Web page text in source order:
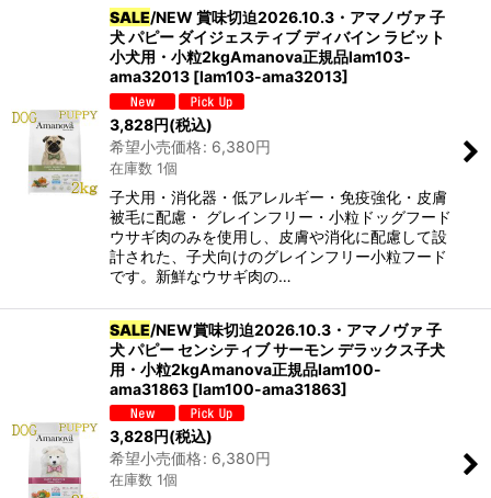
SALE/NEW 賞味切迫2026.10.3・アマノヴァ 子
犬 パピー ダイジェスティブ ディバイン ラビット
小犬用・小粒2kgAmanova正規品lam103-
ama32013 [lam103-ama32013]
3,828円(税込)
希望小売価格: 6,380円
在庫数 1個
子犬用・消化器・低アレルギー・免疫強化・皮膚
被毛に配慮・ グレインフリー・小粒ドッグフード
ウサギ肉のみを使用し、皮膚や消化に配慮して設
計された、子犬向けのグレインフリー小粒フード
です。新鮮なウサギ肉の…
SALE/NEW賞味切迫2026.10.3・アマノヴァ 子
犬 パピー センシティブ サーモン デラックス子犬
用・小粒2kgAmanova正規品lam100-
ama31863 [lam100-ama31863]
3,828円(税込)
希望小売価格: 6,380円
在庫数 1個